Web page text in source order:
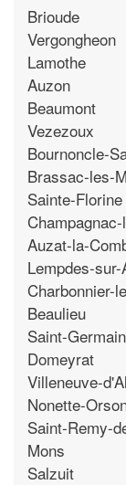
Brioude
Vergongheon
Lamothe
Auzon
Beaumont
Vezezoux
Bournoncle-
Brassac-les-
Sainte-Florine
Auzat-la-
Lempdes-
Charbonnier-
Beaulieu
Saint-
Domeyrat
Villeneuve-
Nonette-
Saint-Remy-
Mons
Salzuit